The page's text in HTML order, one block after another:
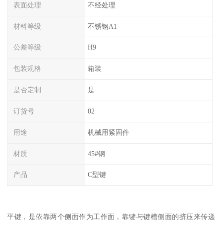
表面处理 不经处理
材料等级 不锈钢A1
公差等级 H9
包装规格 箱装
是否定制 是
订货号 02
用途 机械用紧固件
材质 45#钢
产品 C型键
平键，是依靠两个侧面作为工作面，靠键与键槽侧面的挤压来传递